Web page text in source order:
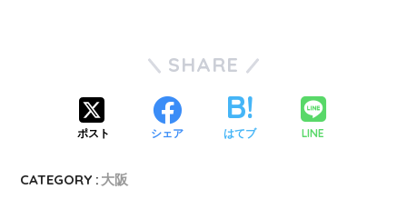
SHARE
ポスト シェア はてブ LINE
CATEGORY : 大阪